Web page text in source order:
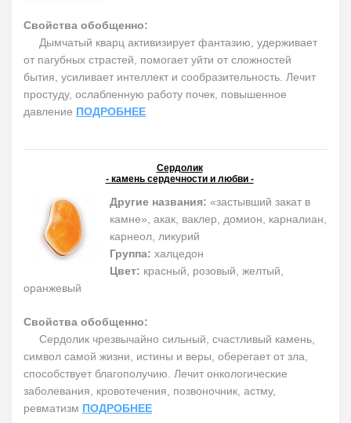
Свойства обобщенно:
Дымчатый кварц активизирует фантазию, удерживает
от пагубных страстей, помогает уйти от сложностей
бытия, усиливает интеллект и сообразительность. Лечит
простуду, ослабленную работу почек, повышенное
давление ПОДРОБНЕЕ
Сердолик
- камень сердечности и любви -
Другие названия: «застывший закат в
камне», акак, ваклер, домион, карналиан,
карнеол, ликурий
Группа: халцедон
Цвет: красный, розовый, желтый,
оранжевый
Свойства обобщенно:
Сердолик чрезвычайно сильный, счастливый камень,
символ самой жизни, истины и веры, оберегает от зла,
способствует благополучию. Лечит онкологические
заболевания, кровотечения, позвоночник, астму,
ревматизм ПОДРОБНЕЕ